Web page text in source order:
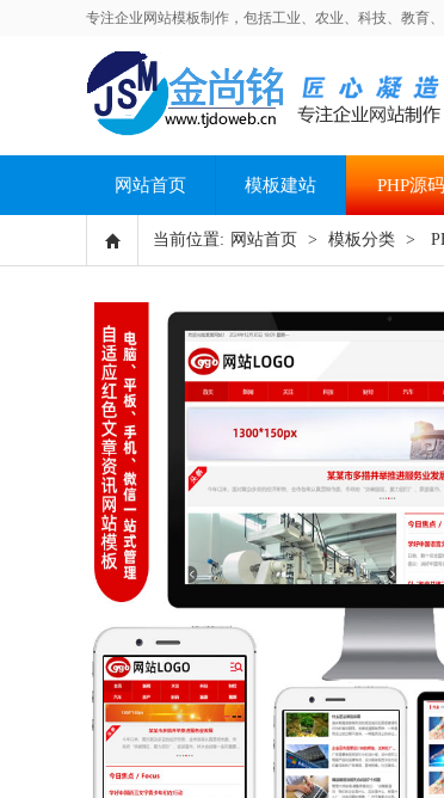
专注企业网站模板制作，包括工业、农业、科技、教育
网站首页 模板建站 PHP源码
当前位置: 网站首页 > 模板分类 >